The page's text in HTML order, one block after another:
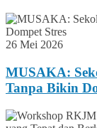
26 Mei 2026
MUSAKA:
Tanpa Bikin